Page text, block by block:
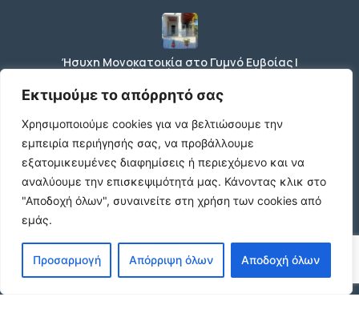
Εκτιμούμε το απόρρητό σας
Χρησιμοποιούμε cookies για να βελτιώσουμε την
εμπειρία περιήγησής σας, να προβάλλουμε
εξατομικευμένες διαφημίσεις ή περιεχόμενο και να
αναλύουμε την επισκεψιμότητά μας. Κάνοντας κλικ στο
"Αποδοχή όλων", συναινείτε στη χρήση των cookies από
εμάς.
Προσαρμογή Απόρριψη όλων Αποδοχή όλων
Ήσυχη Μονοκατοικία στο Γυμνό Ευβοίας |
Κοντά σε Θάλασσα & Βουνό
€52 /μήνα
ΕΝΟΙΚΙΑΣΗ ΔΙΑΜΕΡΙΣΜΑΤΟΣ ΧΑΡΙΛΑΟΥ
ΘΕΣΣΑΛΟΝΙΚΗ
€600 /μήνα
Κωδικος ακινητου Μ480 καταστημα στον
Ευοσμο